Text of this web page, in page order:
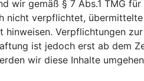
wir gemäß § 7 Abs.1 TMG für
nicht verpflichtet,
hinweisen. Verpflichtungen
ist jedoch erst ab dem
wir diese Inhalte